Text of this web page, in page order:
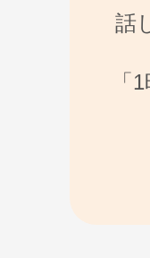
話
「